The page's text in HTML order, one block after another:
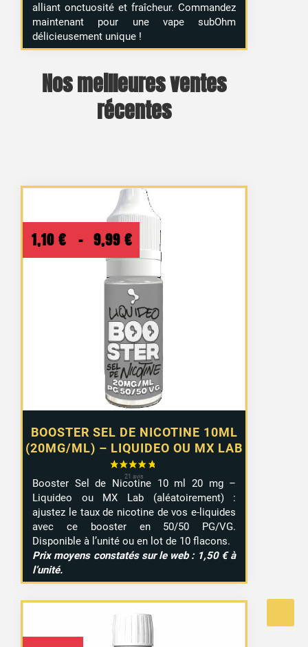
alliant onctuosité et fraîcheur. Commandez
maintenant pour une vape subOhm
délicieusement unique !
Nos meilleures ventes
récentes
BOOSTER SEL DE NICOTINE 10ML
(20MG/ML) – LIQUIDEO OU MX LAB
1,10 € – 9,99 €
Plage
de
prix :
1,10 €
à
9,99 €
Booster Sel de Nicotine 10 ml 20 mg –
Liquideo ou MX Lab (aléatoirement) :
ajustez le taux de nicotine de vos e-liquides
avec ce booster en 50/50 PG/VG.
Disponible à l’unité ou en lot de 10 flacons.
Prix moyens constatés sur le web : 1,50 € à
l’unité.